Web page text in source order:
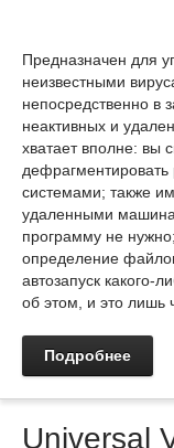
Предназначен для
неизвестными
непосредственно в
неактивных и
хватает вполне: вы
дефрагментировать
системами; также
удаленными
программу не
определение
автозапуск какого-
об этом, и это лишь
Подробнее
Universal